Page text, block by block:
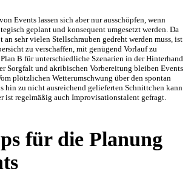
Events lassen sich aber nur ausschöpfen, wenn
geplant und konsequent umgesetzt werden. Da
an sehr vielen Stellschrauben gedreht werden muss, ist
zu verschaffen, mit genügend Vorlauf zu
B für unterschiedliche Szenarien in der Hinterhand
Sorgfalt und akribischen Vorbereitung bleiben Events
plötzlichen Wetterumschwung über den spontan
hin zu nicht ausreichend gelieferten Schnittchen kann
ist regelmäßig auch Improvisationstalent gefragt.
für die Planung